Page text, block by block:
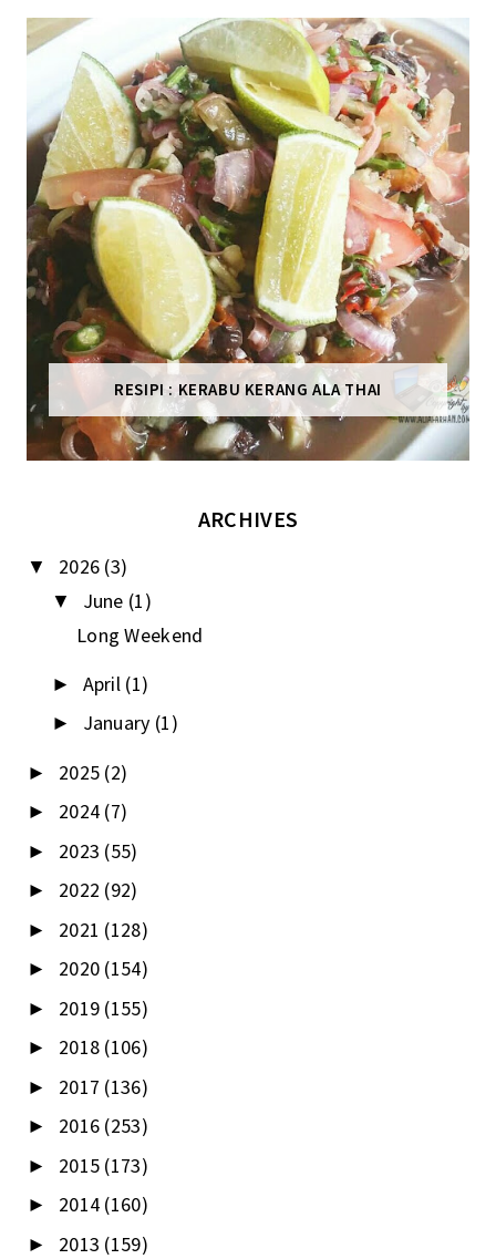
RESIPI : KERABU KERANG ALA THAI
ARCHIVES
▼ 2026 (3)
▼ June (1)
Long Weekend
► April (1)
► January (1)
► 2025 (2)
► 2024 (7)
► 2023 (55)
► 2022 (92)
► 2021 (128)
► 2020 (154)
► 2019 (155)
► 2018 (106)
► 2017 (136)
► 2016 (253)
► 2015 (173)
► 2014 (160)
► 2013 (159)